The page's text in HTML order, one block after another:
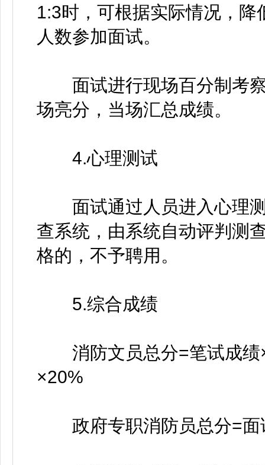
1:3时，可根据实际情况，
人数参加面试。
面试进行现场百分制考察
场亮分，当场汇总成绩。
4.心理测试
面试通过人员进入心理测
查系统，由系统自动评判测
格的，不予聘用。
5.综合成绩
消防文员总分=笔试成绩
×20%
政府专职消防员总分=面